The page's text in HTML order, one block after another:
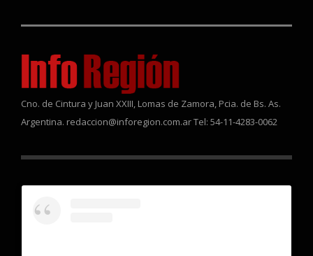
Cno. de Cintura y Juan XXIII, Lomas de Zamora, Pcia. de Bs. As.
Argentina. redaccion@inforegion.com.ar Tel: 54-11-4283-0062